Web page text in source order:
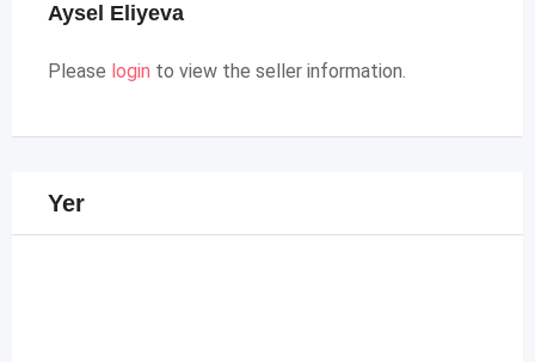
Aysel Eliyeva
Please login to view the seller information.
Yer